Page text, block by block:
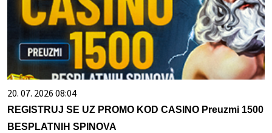
20. 07. 2026 08:04
REGISTRUJ SE UZ PROMO KOD CASINO Preuzmi 1500
BESPLATNIH SPINOVA